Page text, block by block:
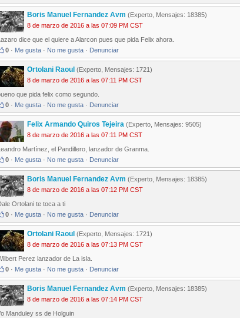
Boris Manuel Fernandez Avm (Experto, Mensajes: 18385)
8 de marzo de 2016 a las 07:09 PM CST
dice que el quiere a Alarcon pues que pida Felix ahora.
0 · Me gusta · No me gusta · Denunciar
Ortolani Raoul (Experto, Mensajes: 1721)
8 de marzo de 2016 a las 07:11 PM CST
que pida felix como segundo.
0 · Me gusta · No me gusta · Denunciar
Felix Armando Quiros Tejeira (Experto, Mensajes: 9505)
8 de marzo de 2016 a las 07:11 PM CST
Martínez, el Pandillero, lanzador de Granma.
0 · Me gusta · No me gusta · Denunciar
Boris Manuel Fernandez Avm (Experto, Mensajes: 18385)
8 de marzo de 2016 a las 07:12 PM CST
Ortolani te toca a ti
0 · Me gusta · No me gusta · Denunciar
Ortolani Raoul (Experto, Mensajes: 1721)
8 de marzo de 2016 a las 07:13 PM CST
Perez lanzador de La isla.
0 · Me gusta · No me gusta · Denunciar
Boris Manuel Fernandez Avm (Experto, Mensajes: 18385)
8 de marzo de 2016 a las 07:14 PM CST
Manduley ss de Holguin